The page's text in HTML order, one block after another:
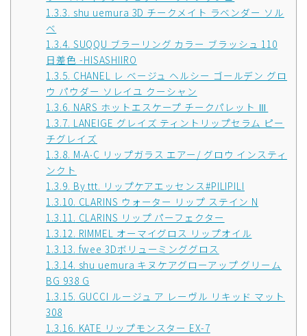
1.3.3. shu uemura 3D チークメイト ラベンダー ソル
ベ
1.3.4. SUQQU ブラーリング カラー ブラッシュ 110
日差色 -HISASHIIRO
1.3.5. CHANEL レ ベージュ ヘルシー ゴールデン グロ
ウ パウダー ソレイユ クーシャン
1.3.6. NARS ホットエスケープ チークパレット Ⅲ
1.3.7. LANEIGE グレイズ ティントリップセラム ピー
チグレイズ
1.3.8. M∙A∙C リップガラス エアー/ グロウ インスティ
ンクト
1.3.9. By ttt. リップケアエッセンス#PILIPILI
1.3.10. CLARINS ウォーター リップ ステイン N
1.3.11. CLARINS リップ パーフェクター
1.3.12. RIMMEL オーマイグロス リップオイル
1.3.13. fwee 3Dボリューミンググロス
1.3.14. shu uemura キヌケアグローアップ グリーム
BG 938 G
1.3.15. GUCCI ルージュ ア レーヴル リキッド マット
308
1.3.16. KATE リップモンスター EX-7